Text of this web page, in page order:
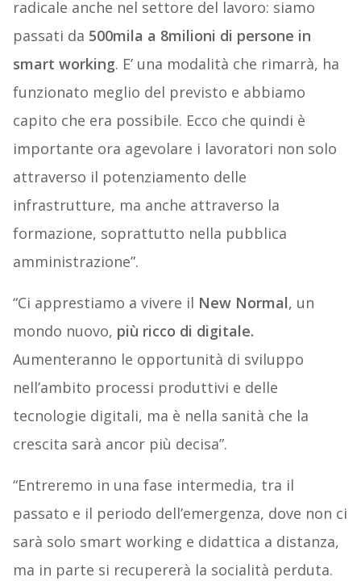
radicale anche nel settore del lavoro: siamo
passati da 500mila a 8milioni di persone in
smart working. E’ una modalità che rimarrà, ha
funzionato meglio del previsto e abbiamo
capito che era possibile. Ecco che quindi è
importante ora agevolare i lavoratori non solo
attraverso il potenziamento delle
infrastrutture, ma anche attraverso la
formazione, soprattutto nella pubblica
amministrazione”.
“Ci apprestiamo a vivere il New Normal, un
mondo nuovo, più ricco di digitale.
Aumenteranno le opportunità di sviluppo
nell’ambito processi produttivi e delle
tecnologie digitali, ma è nella sanità che la
crescita sarà ancor più decisa”.
“Entreremo in una fase intermedia, tra il
passato e il periodo dell’emergenza, dove non ci
sarà solo smart working e didattica a distanza,
ma in parte si recupererà la socialità perduta.